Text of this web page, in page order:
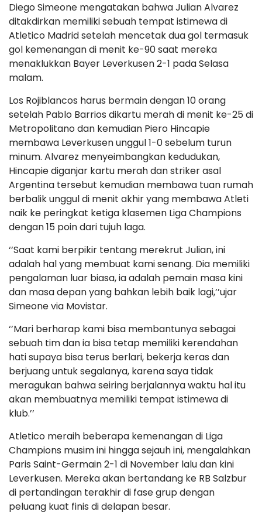
Diego Simeone mengatakan bahwa Julian Alvarez
ditakdirkan memiliki sebuah tempat istimewa di
Atletico Madrid setelah mencetak dua gol termasuk
gol kemenangan di menit ke-90 saat mereka
menaklukkan Bayer Leverkusen 2-1 pada Selasa
malam.
Los Rojiblancos harus bermain dengan 10 orang
setelah Pablo Barrios dikartu merah di menit ke-25 di
Metropolitano dan kemudian Piero Hincapie
membawa Leverkusen unggul 1-0 sebelum turun
minum. Alvarez menyeimbangkan kedudukan,
Hincapie diganjar kartu merah dan striker asal
Argentina tersebut kemudian membawa tuan rumah
berbalik unggul di menit akhir yang membawa Atleti
naik ke peringkat ketiga klasemen Liga Champions
dengan 15 poin dari tujuh laga.
‘’Saat kami berpikir tentang merekrut Julian, ini
adalah hal yang membuat kami senang. Dia memiliki
pengalaman luar biasa, ia adalah pemain masa kini
dan masa depan yang bahkan lebih baik lagi,’’ujar
Simeone via Movistar.
‘’Mari berharap kami bisa membantunya sebagai
sebuah tim dan ia bisa tetap memiliki kerendahan
hati supaya bisa terus berlari, bekerja keras dan
berjuang untuk segalanya, karena saya tidak
meragukan bahwa seiring berjalannya waktu hal itu
akan membuatnya memiliki tempat istimewa di
klub.’’
Atletico meraih beberapa kemenangan di Liga
Champions musim ini hingga sejauh ini, mengalahkan
Paris Saint-Germain 2-1 di November lalu dan kini
Leverkusen. Mereka akan bertandang ke RB Salzbur
di pertandingan terakhir di fase grup dengan
peluang kuat finis di delapan besar.